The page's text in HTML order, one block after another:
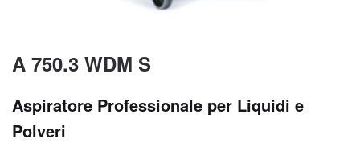
A 750.3 WDM S
Aspiratore Professionale per Liquidi e
Polveri